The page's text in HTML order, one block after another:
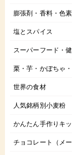
膨張剤・香料・色
塩とスパイス
スーパーフード・
栗・芋・かぼちゃ
世界の食材
人気銘柄別小麦粉
かんたん手作りキ
チョコレート（メー